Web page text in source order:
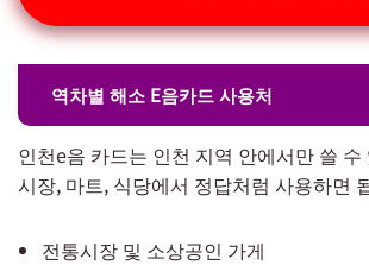
역차별 해소 E음카드 사용처
인천e음 카드는 인천 지역 안에서만 쓸 수
시장, 마트, 식당에서 정답처럼 사용하면
전통시장 및 소상공인 가게